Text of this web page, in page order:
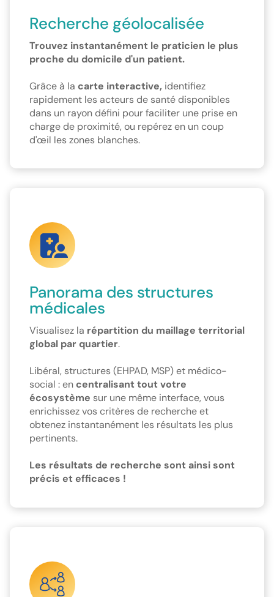
Recherche géolocalisée
Trouvez instantanément le praticien le plus
proche du domicile d'un patient.
Grâce à la carte interactive, identifiez
rapidement les acteurs de santé disponibles
dans un rayon défini pour faciliter une prise en
charge de proximité, ou repérez en un coup
d'œil les zones blanches.
Panorama des structures
médicales
Visualisez la répartition du maillage territorial
global par quartier.
Libéral, structures (EHPAD, MSP) et médico-
social : en centralisant tout votre
écosystème sur une même interface, vous
enrichissez vos critères de recherche et
obtenez instantanément les résultats les plus
pertinents.
Les résultats de recherche sont ainsi sont
précis et efficaces !